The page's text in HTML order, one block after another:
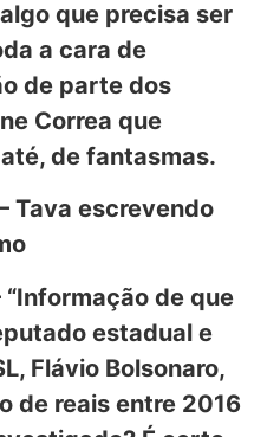
que precisa ser
a cara de
de parte dos
Correa que
de fantasmas.
Tava escrevendo
“Informação de que
estadual e
Flávio Bolsonaro,
de reais entre 2016